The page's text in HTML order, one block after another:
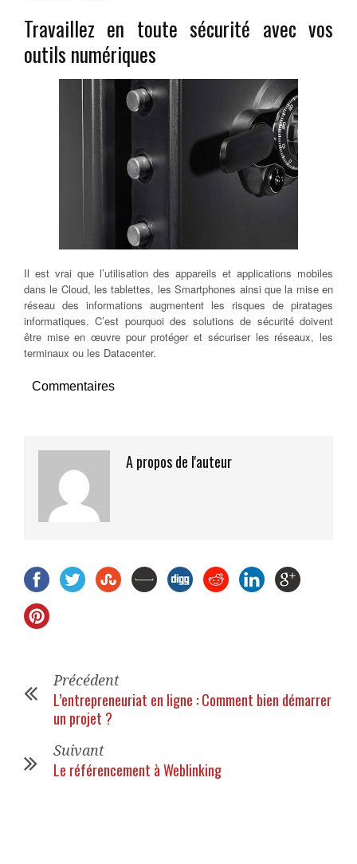
Travaillez en toute sécurité avec vos
outils numériques
Il est vrai que l’utilisation des appareils et applications mobiles
dans le Cloud, les tablettes, les Smartphones ainsi que la mise en
réseau des informations augmentent les risques de piratages
informatiques. C’est pourquoi des solutions de sécurité doivent
être mise en œuvre pour protéger et sécuriser les réseaux, les
terminaux ou les Datacenter.
Commentaires
A propos de l'auteur
Précédent
L’entrepreneuriat en ligne : Comment bien démarrer
un projet ?
Suivant
Le référencement à Weblinking